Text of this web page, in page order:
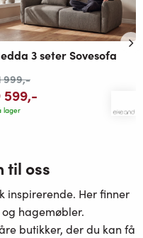
3 seter Sovesofa
999,-
599,-
lager
til oss
inspirerende. Her finner
hagemøbler.
butikker, der du kan få